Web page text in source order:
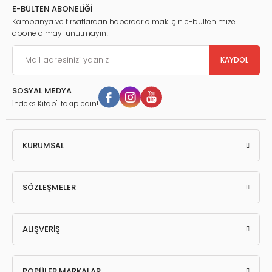
E-BÜLTEN ABONELİĞİ
Kampanya ve fırsatlardan haberdar olmak için e-bültenimize
abone olmayı unutmayın!
KAYDOL
SOSYAL MEDYA
İndeks Kitap'ı takip edin!
KURUMSAL
SÖZLEŞMELER
ALIŞVERİŞ